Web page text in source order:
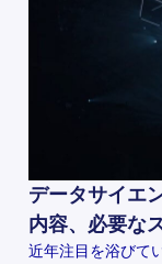
データサイエ
内容、必要な
近年注目を浴びて